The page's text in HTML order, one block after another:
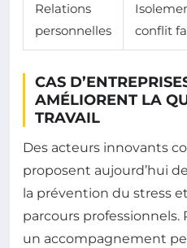
Relations
personnelles
conflit
CAS
AMÉLIORENT LA
TRAVAIL
Des acteurs innovants
proposent aujourd’hui
la prévention du stress
parcours professionnels.
un accompagnement